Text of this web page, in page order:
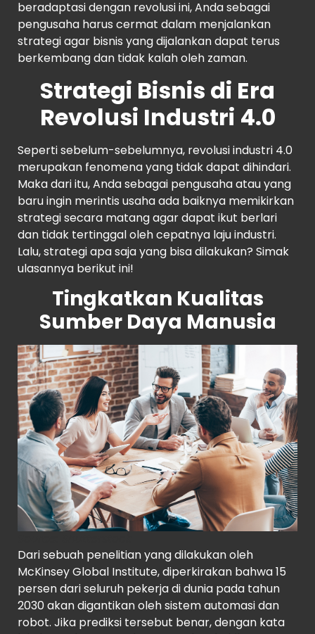
beradaptasi dengan revolusi ini, Anda sebagai
pengusaha harus cermat dalam menjalankan
strategi agar bisnis yang dijalankan dapat terus
berkembang dan tidak kalah oleh zaman.
Strategi Bisnis di Era
Revolusi Industri 4.0
Seperti sebelum-sebelumnya, revolusi industri 4.0
merupakan fenomena yang tidak dapat dihindari.
Maka dari itu, Anda sebagai pengusaha atau yang
baru ingin merintis usaha ada baiknya memikirkan
strategi secara matang agar dapat ikut berlari
dan tidak tertinggal oleh cepatnya laju industri.
Lalu, strategi apa saja yang bisa dilakukan? Simak
ulasannya berikut ini!
Tingkatkan Kualitas
Sumber Daya Manusia
Dari sebuah penelitian yang dilakukan oleh
McKinsey Global Institute, diperkirakan bahwa 15
persen dari seluruh pekerja di dunia pada tahun
2030 akan digantikan oleh sistem automasi dan
robot. Jika prediksi tersebut benar, dengan kata